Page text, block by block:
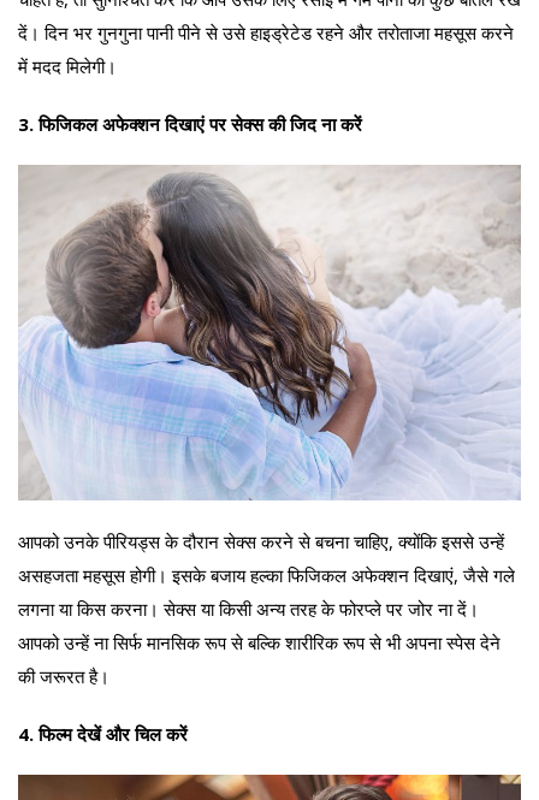
दें। दिन भर गुनगुना पानी पीने से उसे हाइड्रेटेड रहने और तरोताजा महसूस करने
में मदद मिलेगी।
3. फिजिकल अफेक्शन दिखाएं पर सेक्स की जिद ना करें
आपको उनके पीरियड्स के दौरान सेक्स करने से बचना चाहिए, क्योंकि इससे उन्हें
असहजता महसूस होगी। इसके बजाय हल्का फिजिकल अफेक्शन दिखाएं, जैसे गले
लगना या किस करना। सेक्स या किसी अन्य तरह के फोरप्ले पर जोर ना दें।
आपको उन्हें ना सिर्फ मानसिक रूप से बल्कि शारीरिक रूप से भी अपना स्पेस देने
की जरूरत है।
4. फिल्म देखें और चिल करें